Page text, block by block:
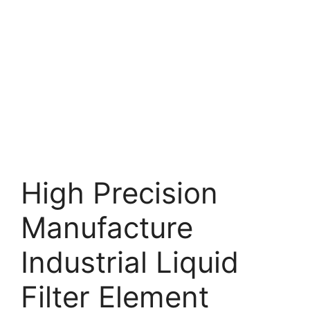
High Precision
Manufacture
Industrial Liquid
Filter Element